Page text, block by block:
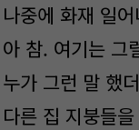
나중에 화재 일
아 참. 여기는 그
누가 그런 말 했
다른 집 지붕들